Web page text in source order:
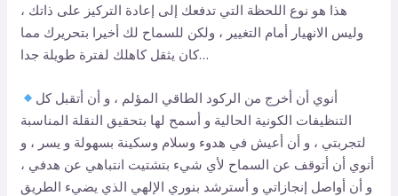
هذا هو نوع اللحظة التي تدفعك إلى إعادة التركيز على ذاتك ،
وليس الانهيار أمام التغيير ، ولكن للسماح لك أخيرا بتحريرك مما
كان يثقل كاهلك لفترة طويلة جدا…
أنوي أن أخرج من الركود الطاقي المؤلم ، و أن أتقبل كل
التنظيفات الكونية الحالية و أسمح لها بتحقيق النقلة المناسبة
لتجربتي ، و أن أعيش في هدوء وسلام وسكينة بسهولة و يسر ، و
أنوي أن أتوقف عن السماح لأي شيء بتشتيت انتباهي عن هدفي ،
و أن أواصل إنجازاتي و أسترشد بنوري الإلهي الذي يضيء الطريق